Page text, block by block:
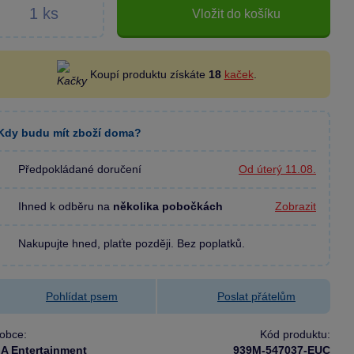
Vložit do košíku
Koupí produktu získáte 18 kaček.
budu mít zboží doma?
Předpokládané doručení Od úterý 11.08.
Ihned k odběru na několika pobočkách Zobrazit
Nakupujte hned, plaťte později. Bez poplatků.
Pohlídat psem Poslat přátelům
Entertainment
Kód produktu:
939M-547037-EUC